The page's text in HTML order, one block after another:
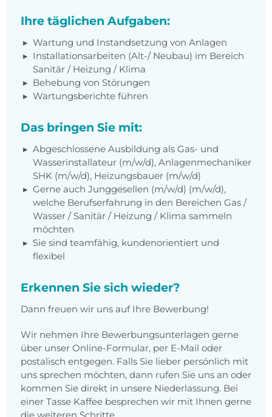
Ihre täglichen Aufgaben:
Wartung und Instandsetzung von Anlagen
Installationsarbeiten (Alt-/ Neubau) im Bereich
Sanitär / Heizung / Klima
Behebung von Störungen
Wartungsberichte führen
Das bringen Sie mit:
Abgeschlossene Ausbildung als Gas- und
Wasserinstallateur (m/w/d), Anlagenmechaniker
SHK (m/w/d), Heizungsbauer (m/w/d)
Gerne auch Junggesellen (m/w/d) (m/w/d),
welche Berufserfahrung in den Bereichen Gas /
Wasser / Sanitär / Heizung / Klima sammeln
möchten
Sie sind teamfähig, kundenorientiert und
flexibel
Erkennen Sie sich wieder?
Dann freuen wir uns auf Ihre Bewerbung!
Wir nehmen Ihre Bewerbungsunterlagen gerne
über unser Online-Formular, per E-Mail oder
postalisch entgegen. Falls Sie lieber persönlich mit
uns sprechen möchten, dann rufen Sie uns an oder
kommen Sie direkt in unsere Niederlassung. Bei
einer Tasse Kaffee besprechen wir mit Ihnen gerne